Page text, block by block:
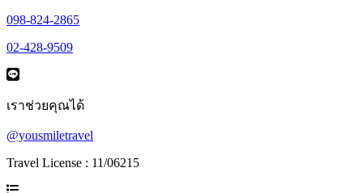
098-824-2865
02-428-9509
เราช่วยคุณได้
@yousmiletravel
Travel License : 11/06215